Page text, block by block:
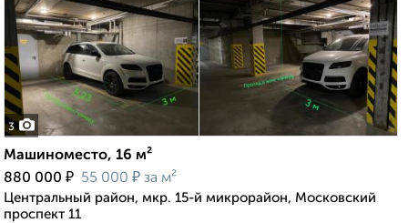
3
Машиноместо, 16 м²
880 000 ₽ 55 000 ₽ за м²
Центральный район, мкр. 15-й микрорайон, Московский
проспект 11